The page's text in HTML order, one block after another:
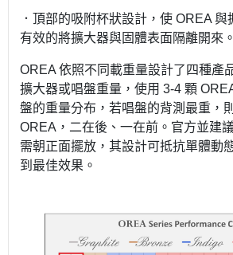
．頂部的吸附杯狀設計，使 OREA 與
有效的將擴大器與固體表面隔離開來。
OREA 依照不同載重量設計了四種產
擴大器或唱盤重量，使用 3-4 顆
盤的重量分布，若唱盤的背測最重，
OREA，二在後、一在前。官方並建
需朝正面擺放，其設計可抵抗單體動
到最佳效果。